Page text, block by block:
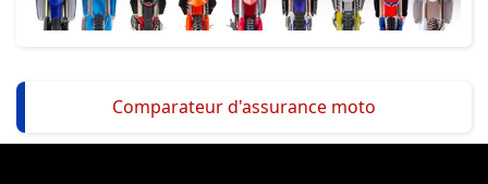
Comparateur d'assurance moto